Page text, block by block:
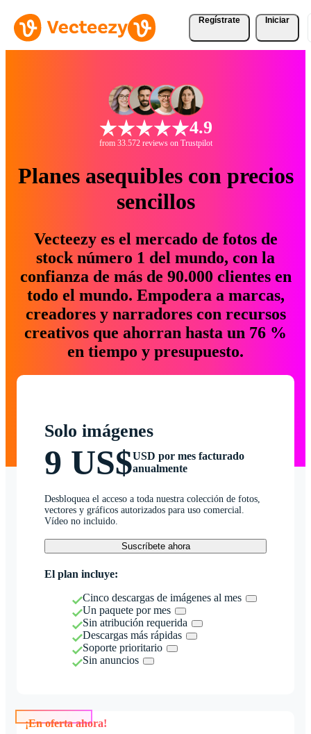
Regístrate Iniciar
4.9
from 33.572 reviews on Trustpilot
Planes asequibles con precios
sencillos
Vecteezy es el mercado de fotos de
stock número 1 del mundo, con la
confianza de más de 90.000 clientes en
todo el mundo. Empodera a marcas,
creadores y narradores con recursos
creativos que ahorran hasta un 76 %
en tiempo y presupuesto.
Solo imágenes
9 US$USD por mes facturado
anualmente
Desbloquea el acceso a toda nuestra colección de fotos,
vectores y gráficos autorizados para uso comercial.
Vídeo no incluido.
Suscríbete ahora
El plan incluye:
Cinco descargas de imágenes al mes
Un paquete por mes
Sin atribución requerida
Descargas más rápidas
Soporte prioritario
Sin anuncios